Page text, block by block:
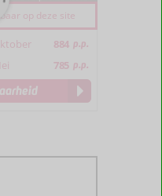
op deze site
884 p.p.
785 p.p.